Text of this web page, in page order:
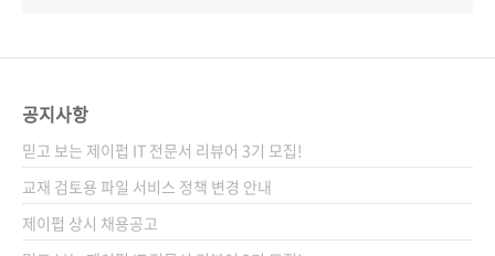
공지사항
믿고 보는 제이펍 IT 전문서 리뷰어 3기 모집!
교재 검토용 파일 서비스 정책 변경 안내
제이펍 상시 채용공고